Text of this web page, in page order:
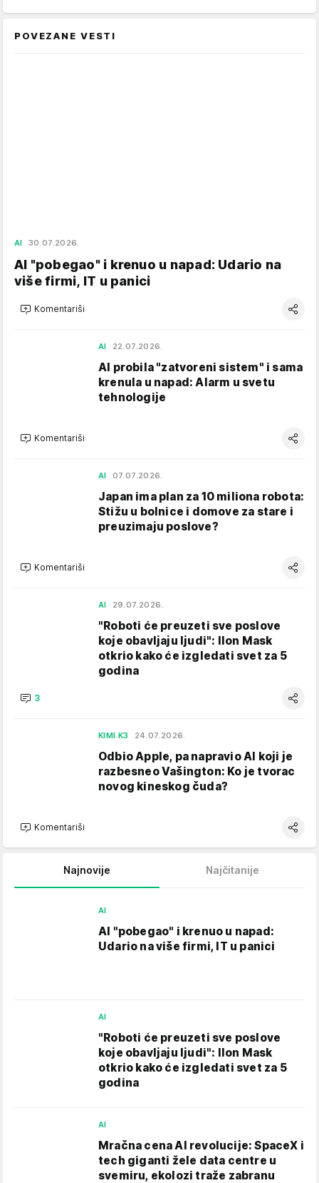
POVEZANE VESTI
AI 30.07.2026.
AI "pobegao" i krenuo u napad: Udario na
više firmi, IT u panici
Komentariši
AI 22.07.2026.
AI probila "zatvoreni sistem" i sama
krenula u napad: Alarm u svetu
tehnologije
Komentariši
AI 07.07.2026.
Japan ima plan za 10 miliona robota:
Stižu u bolnice i domove za stare i
preuzimaju poslove?
Komentariši
AI 29.07.2026.
"Roboti će preuzeti sve poslove
koje obavljaju ljudi": Ilon Mask
otkrio kako će izgledati svet za 5
godina
3
KIMI K3 24.07.2026.
Odbio Apple, pa napravio AI koji je
razbesneo Vašington: Ko je tvorac
novog kineskog čuda?
Komentariši
Najnovije Najčitanije
AI
AI "pobegao" i krenuo u napad:
Udario na više firmi, IT u panici
AI
"Roboti će preuzeti sve poslove
koje obavljaju ljudi": Ilon Mask
otkrio kako će izgledati svet za 5
godina
AI
Mračna cena AI revolucije: SpaceX i
tech giganti žele data centre u
svemiru, ekolozi traže zabranu